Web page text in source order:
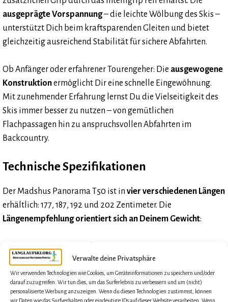
Verwalte deine Privatsphäre
Wir verwenden Technologien wie Cookies, um Geräteinformationen zu speichern und/oder
darauf zuzugreifen. Wir tun dies, um das Surferlebnis zu verbessern und um (nicht)
personalisierte Werbung anzuzeigen. Wenn du diesen Technologien zustimmst, können
wir Daten wie das Surfverhalten oder eindeutige IDs auf dieser Website verarbeiten. Wenn
ausgeprägte Vorspannung– die leichte Wölbung des Skis –
unterstützt Dich beim kraftsparenden Gleiten und bietet
gleichzeitig ausreichend Stabilität für sichere Abfahrten.
Ob Anfänger oder erfahrener Tourengeher: Die ausgewogene
Konstruktionermöglicht Dir eine schnelle Eingewöhnung.
Mit zunehmender Erfahrung lernst Du die Vielseitigkeit des
Skis immer besser zu nutzen – von gemütlichen
Flachpassagen hin zu anspruchsvollen Abfahrten im
Backcountry.
Technische Spezifikationen
Der Madshus Panorama T50 ist in vier verschiedenen Längen
erhältlich: 177, 187, 192 und 202 Zentimeter. Die
Längenempfehlung orientiert sich an Deinem Gewicht:
177 cm für 45–65 kg
187 cm für 60–75 kg
192 cm für 65–80 kg
202 cm für 80–100+ kg